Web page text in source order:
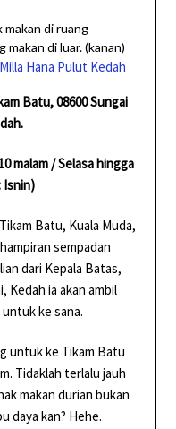
di ruang
di luar. (kanan)
Hana Pulut Kedah
Batu, 08600 Sungai
malam / Selasa hingga
Isnin)
Batu, Kuala Muda,
sempadan
dari Kepala Batas,
Kedah ia akan ambil
ke sana.
untuk ke Tikam Batu
Tidaklah terlalu jauh
makan durian bukan
daya kan? Hehe.